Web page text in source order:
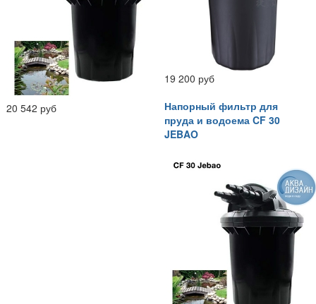
20 542 руб
19 200 руб
Напорный фильтр для
пруда и водоема CF 30
JEBAO